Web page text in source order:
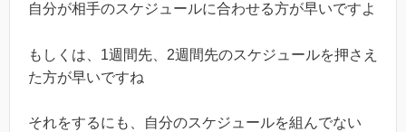
自分が相手のスケジュールに合わせる方が早いですよ
もしくは、1週間先、2週間先のスケジュールを押さえ
た方が早いですね
それをするにも、自分のスケジュールを組んでない